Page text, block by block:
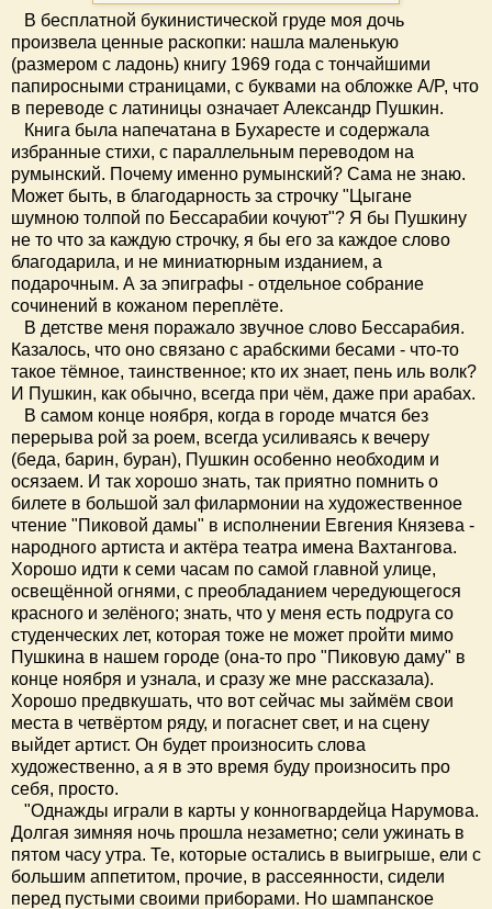
В бесплатной букинистической груде моя дочь
произвела ценные раскопки: нашла маленькую
(размером с ладонь) книгу 1969 года с тончайшими
папиросными страницами, с буквами на обложке A/P, что
в переводе с латиницы означает Александр Пушкин.
Книга была напечатана в Бухаресте и содержала
избранные стихи, с параллельным переводом на
румынский. Почему именно румынский? Сама не знаю.
Может быть, в благодарность за строчку "Цыгане
шумною толпой по Бессарабии кочуют"? Я бы Пушкину
не то что за каждую строчку, я бы его за каждое слово
благодарила, и не миниатюрным изданием, а
подарочным. А за эпиграфы - отдельное собрание
сочинений в кожаном переплёте.
В детстве меня поражало звучное слово Бессарабия.
Казалось, что оно связано с арабскими бесами - что-то
такое тёмное, таинственное; кто их знает, пень иль волк?
И Пушкин, как обычно, всегда при чём, даже при арабах.
В самом конце ноября, когда в городе мчатся без
перерыва рой за роем, всегда усиливаясь к вечеру
(беда, барин, буран), Пушкин особенно необходим и
осязаем. И так хорошо знать, так приятно помнить о
билете в большой зал филармонии на художественное
чтение "Пиковой дамы" в исполнении Евгения Князева -
народного артиста и актёра театра имена Вахтангова.
Хорошо идти к семи часам по самой главной улице,
освещённой огнями, с преобладанием чередующегося
красного и зелёного; знать, что у меня есть подруга со
студенческих лет, которая тоже не может пройти мимо
Пушкина в нашем городе (она-то про "Пиковую даму" в
конце ноября и узнала, и сразу же мне рассказала).
Хорошо предвкушать, что вот сейчас мы займём свои
места в четвёртом ряду, и погаснет свет, и на сцену
выйдет артист. Он будет произносить слова
художественно, а я в это время буду произносить про
себя, просто.
"Однажды играли в карты у конногвардейца Нарумова.
Долгая зимняя ночь прошла незаметно; сели ужинать в
пятом часу утра. Те, которые остались в выигрыше, ели с
большим аппетитом, прочие, в рассеянности, сидели
перед пустыми своими приборами. Но шампанское